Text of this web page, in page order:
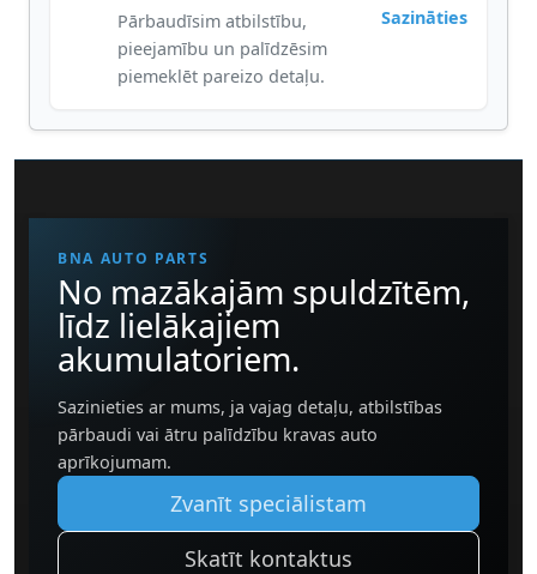
Pārbaudīsim atbilstību,
pieejamību un palīdzēsim
piemeklēt pareizo detaļu.
Sazināties
BNA AUTO PARTS
No mazākajām spuldzītēm,
līdz lielākajiem
akumulatoriem.
Sazinieties ar mums, ja vajag detaļu, atbilstības
pārbaudi vai ātru palīdzību kravas auto
aprīkojumam.
Zvanīt speciālistam
Skatīt kontaktus